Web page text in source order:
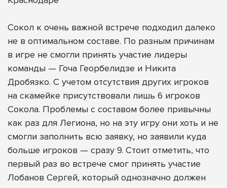
Сокол к очень важной встрече подходил далеко
не в оптимальном составе. По разным причинам
в игре не смогли принять участие лидеры
команды — Гоча Георбелидзе и Никита
Дробязко. С учетом отсутствия других игроков
на скамейке присутствовали лишь 6 игроков
Сокола. Проблемы с составом более привычны
как раз для Легиона, но на эту игру они хоть и не
смогли заполнить всю заявку, но заявили куда
больше игроков — сразу 9. Стоит отметить, что
первый раз во встрече смог принять участие
Лобанов Сергей, который однозначно должен